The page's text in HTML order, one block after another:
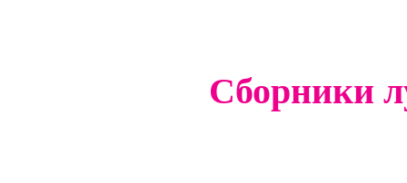
Сборники